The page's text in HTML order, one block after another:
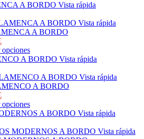
Vista rápida
Vista rápida
A BORDO
opciones
Vista rápida
Vista rápida
A BORDO
opciones
Vista rápida
Vista rápida